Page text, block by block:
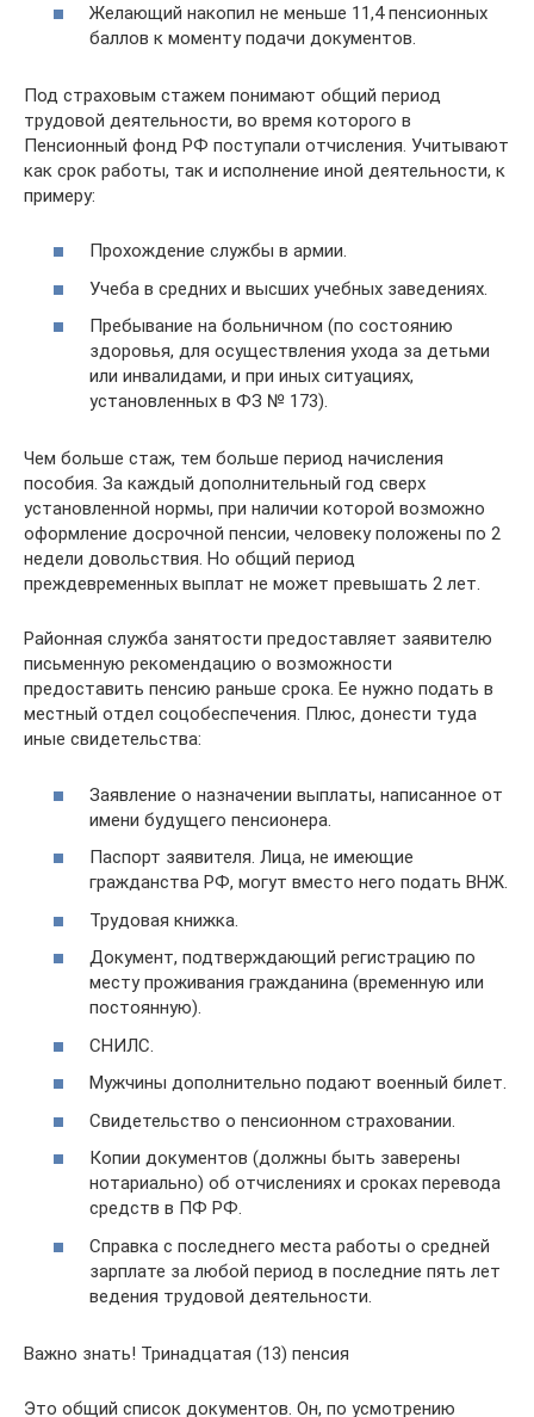
Желающий накопил не меньше 11,4 пенсионных
баллов к моменту подачи документов.
Под страховым стажем понимают общий период
трудовой деятельности, во время которого в
Пенсионный фонд РФ поступали отчисления. Учитывают
как срок работы, так и исполнение иной деятельности, к
примеру:
Прохождение службы в армии.
Учеба в средних и высших учебных заведениях.
Пребывание на больничном (по состоянию
здоровья, для осуществления ухода за детьми
или инвалидами, и при иных ситуациях,
установленных в ФЗ № 173).
Чем больше стаж, тем больше период начисления
пособия. За каждый дополнительный год сверх
установленной нормы, при наличии которой возможно
оформление досрочной пенсии, человеку положены по 2
недели довольствия. Но общий период
преждевременных выплат не может превышать 2 лет.
Районная служба занятости предоставляет заявителю
письменную рекомендацию о возможности
предоставить пенсию раньше срока. Ее нужно подать в
местный отдел соцобеспечения. Плюс, донести туда
иные свидетельства:
Заявление о назначении выплаты, написанное от
имени будущего пенсионера.
Паспорт заявителя. Лица, не имеющие
гражданства РФ, могут вместо него подать ВНЖ.
Трудовая книжка.
Документ, подтверждающий регистрацию по
месту проживания гражданина (временную или
постоянную).
СНИЛС.
Мужчины дополнительно подают военный билет.
Свидетельство о пенсионном страховании.
Копии документов (должны быть заверены
нотариально) об отчислениях и сроках перевода
средств в ПФ РФ.
Справка с последнего места работы о средней
зарплате за любой период в последние пять лет
ведения трудовой деятельности.
Важно знать! Тринадцатая (13) пенсия
Это общий список документов. Он, по усмотрению